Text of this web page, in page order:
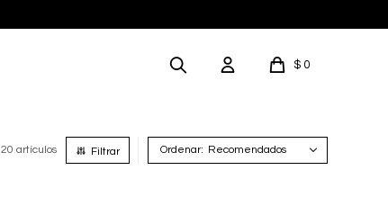
$ 0
20 artículos Recomendados